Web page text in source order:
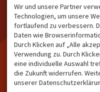
Kleinwalsertal und beliebte
Urlaubsziele wie die
Hörnerdörfer, Alpsee-
Grünten, Oberstaufen oder
Wertach im Allgäu.
Wir und unsere Partner
Technologien, um unsere
fortlaufend zu verbessern.
Daten wie
Durch Klicken auf „Alle
Verwendung zu. Durch
eine individuelle Auswahl
die Zukunft widerrufen.
unserer